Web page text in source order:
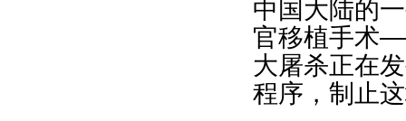
中国大陆的
官移植手术
大屠杀正在
程序，制止